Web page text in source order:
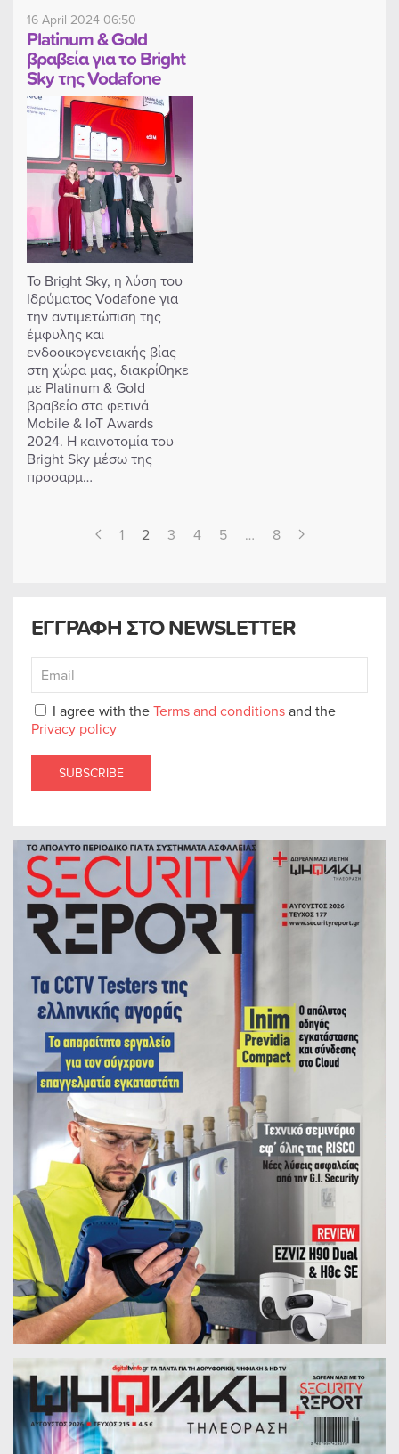
ΕΓΓΡΑΦΗ ΣΤΟ NEWSLETTER
I agree with theTerms and conditionsand the
Privacy policy
SUBSCRIBE
16 April 2024 06:50
Platinum & Gold
βραβεία για το Bright
Sky της Vodafone
Το Bright Sky, η λύση του
Ιδρύματος Vodafone για
την αντιμετώπιση της
έμφυλης και
ενδοοικογενειακής βίας
στη χώρα μας, διακρίθηκε
με Platinum & Gold
βραβείο στα φετινά
Mobile & IoT Awards
2024. H καινοτομία του
Bright Sky μέσω της
προσαρμ…
1 2 3 4 5 … 8